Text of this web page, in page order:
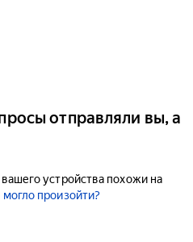
отправляли вы, а
устройства похожи на
произойти?